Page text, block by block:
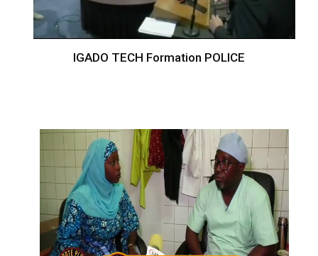
IGADO TECH Formation POLICE